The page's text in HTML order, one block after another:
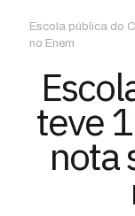
Escola pública do
no Enem
teve
nota